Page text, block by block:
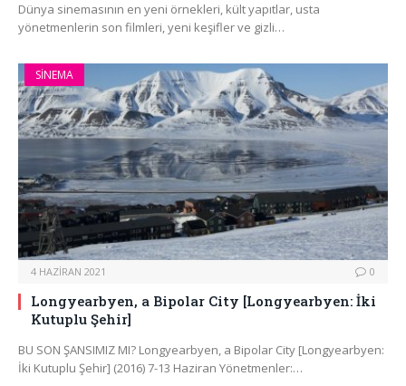
Dünya sinemasının en yeni örnekleri, kült yapıtlar, usta
yönetmenlerin son filmleri, yeni keşifler ve gizli…
SINEMA
4 HAZIRAN 2021 0
Longyearbyen, a Bipolar City [Longyearbyen: İki
Kutuplu Şehir]
BU SON ŞANSIMIZ MI? Longyearbyen, a Bipolar City [Longyearbyen:
İki Kutuplu Şehir] (2016) 7-13 Haziran Yönetmenler:…